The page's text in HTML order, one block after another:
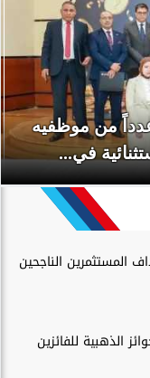
من موظفيه
في...
المستثمرين الناجحين
الذهبية للفائزين